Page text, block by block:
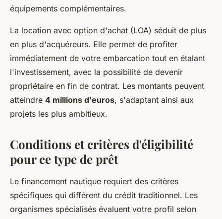
équipements complémentaires.
La location avec option d'achat (LOA) séduit de plus
en plus d'acquéreurs. Elle permet de profiter
immédiatement de votre embarcation tout en étalant
l'investissement, avec la possibilité de devenir
propriétaire en fin de contrat. Les montants peuvent
atteindre 4 millions d'euros, s'adaptant ainsi aux
projets les plus ambitieux.
Conditions et critères d'éligibilité
pour ce type de prêt
Le financement nautique requiert des critères
spécifiques qui différent du crédit traditionnel. Les
organismes spécialisés évaluent votre profil selon